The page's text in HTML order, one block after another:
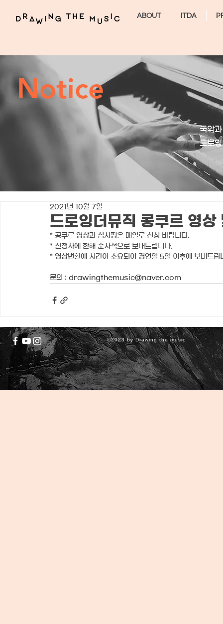
ABOUT ITDA
Notice
국악
드로
드로잉더뮤직 콩쿠르 영상
2021년 10월 7일
* 콩쿠르 영상과 심사평은 메일로 신청 바랍니다.
* 신청자에 한해 순차적으로 보내드립니다.
* 영상변환에 시간이 소요되어 경연일 5일 이후에 보내드립
문의 : drawingthemusic@naver.com
©2023 by Drawing the music